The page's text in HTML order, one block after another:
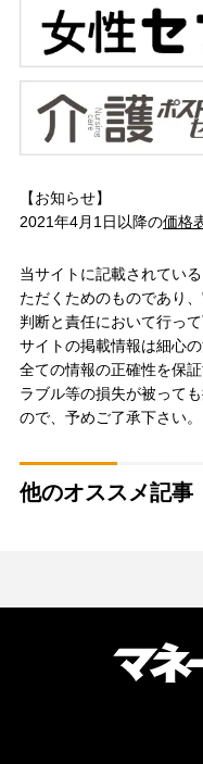
【お知らせ】
2021年4月1日以降の価格
当サイトに記載されてい
ただくためのものであり
判断と責任において行っ
サイトの掲載情報は細心
全ての情報の正確性を保
ラブル等の損失が被って
ので、予めご了承下さい。
他のオススメ記事